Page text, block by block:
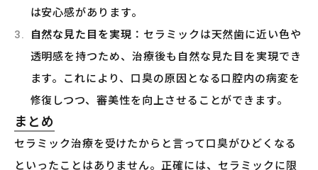
は安心感があります。
自然な見た目を実現 ：セラミックは天然歯に近い色や
透明感を持つため、治療後も自然な見た目を実現でき
ます。これにより、口臭の原因となる口腔内の病変を
修復しつつ、審美性を向上させることができます。
まとめ
セラミック治療を受けたからと言って口臭がひどくなる
といったことはありません。正確には、セラミックに限